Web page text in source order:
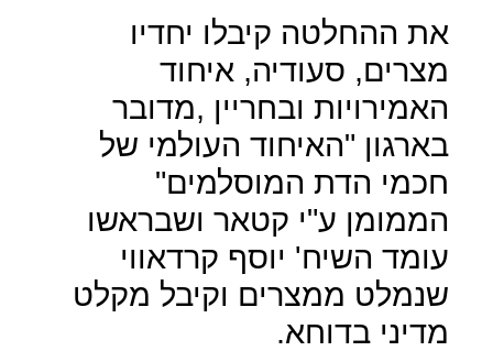
את ההחלטה קיבלו יחדיו
מצרים, סעודיה, איחוד
האמירויות ובחריין ,מדובר
בארגון "האיחוד העולמי של
חכמי הדת המוסלמים"
הממומן ע"י קטאר ושבראשו
עומד השיח' יוסף קרדאווי
שנמלט ממצרים וקיבל מקלט
מדיני בדוחא.